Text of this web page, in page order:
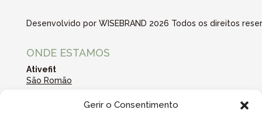
Gerir o Consentimento
Desenvolvido por WISEBRAND 2026 Todos os direitos
ONDE ESTAMOS
Ativefit
São Romão